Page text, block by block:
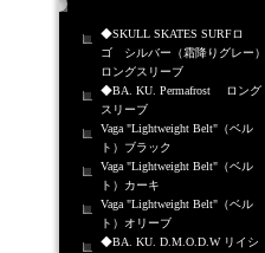
◆SKULL SKATES SURFロ
ゴ シルバー（霜降りグレー）
ロングスリーブ
◆BA. KU. Permafrost ロング
スリーブ
Vaga "Lightweight Belt"（ベル
ト）ブラック
Vaga "Lightweight Belt"（ベル
ト）カーキ
Vaga "Lightweight Belt"（ベル
ト）オリーブ
◆BA. KU. D.M.O.D.W リイシ